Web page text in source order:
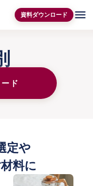
資料ダウンロード menu
ド
定や
料に